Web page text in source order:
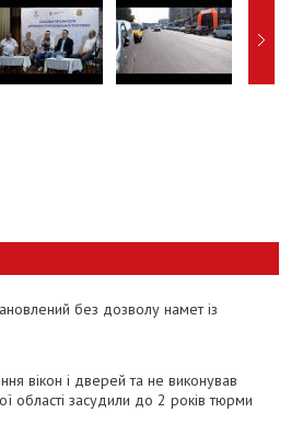
без дозволу намет із
вікон і дверей та не виконував
області засудили до 2 років тюрми